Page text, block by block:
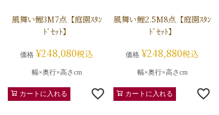
風舞い鯉3M7点【庭園ｽﾀﾝ
ﾄﾞｾｯﾄ】
価格 ¥248,080税込
幅×奥行×高さcm
カートに入れる
風舞い鯉2.5M8点【庭園ｽﾀﾝ
ﾄﾞｾｯﾄ】
価格 ¥248,880税込
幅×奥行×高さcm
カートに入れる